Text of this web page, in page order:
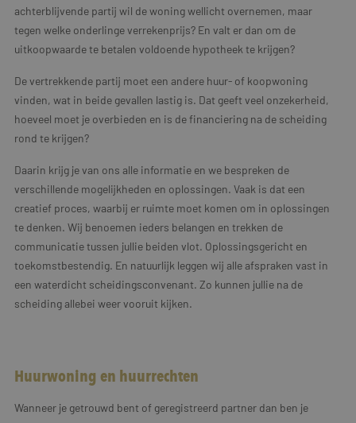
achterblijvende partij wil de woning wellicht overnemen, maar
tegen welke onderlinge verrekenprijs? En valt er dan om de
uitkoopwaarde te betalen voldoende hypotheek te krijgen?
De vertrekkende partij moet een andere huur- of koopwoning
vinden, wat in beide gevallen lastig is. Dat geeft veel onzekerheid,
hoeveel moet je overbieden en is de financiering na de scheiding
rond te krijgen?
Daarin krijg je van ons alle informatie en we bespreken de
verschillende mogelijkheden en oplossingen. Vaak is dat een
creatief proces, waarbij er ruimte moet komen om in oplossingen
te denken. Wij benoemen ieders belangen en trekken de
communicatie tussen jullie beiden vlot. Oplossingsgericht en
toekomstbestendig. En natuurlijk leggen wij alle afspraken vast in
een waterdicht scheidingsconvenant. Zo kunnen jullie na de
scheiding allebei weer vooruit kijken.
Huurwoning en huurrechten
Wanneer je getrouwd bent of geregistreerd partner dan ben je